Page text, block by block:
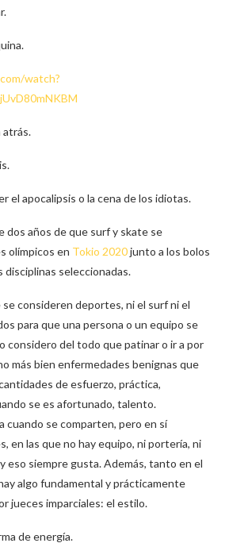
watch?
atrás.
el apocalipsis o la cena de los idiotas.
dos años de que surf y skate se
olímpicos en Tokio 2020junto a los bolos
seleccionadas.
consideren deportes, ni el surf ni el
para que una persona o un equipo se
considero del todo que patinar o ir a por
más bien enfermedades benignas que
de esfuerzo, práctica,
se es afortunado, talento.
cuando se comparten, pero en sí
en las que no hay equipo, ni portería, ni
eso siempre gusta. Además, tanto en el
algo fundamental y prácticamente
jueces imparciales: el estilo.
de energía.